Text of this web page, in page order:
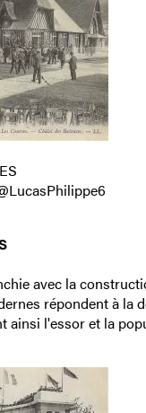
avec la
répondent à
ainsi l'essor et la